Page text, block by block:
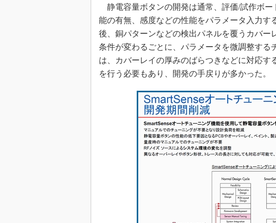
静電容量ボタンの開発は通常、評価/試作ボ
能の有無、感度などの性能をパラメータ入力す
後、銅パターンなどの検出パネルを覆うカバー
条件が変わるごとに、パラメータを微調整する
は、カバーレイの厚みのばらつきなどに対応
を行う必要もあり、開発の手戻りが多かった。